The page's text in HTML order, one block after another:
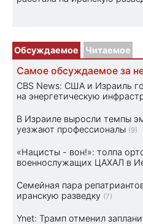
Обсуждаемое Читаемое
Самое обсуждаемое за
CBS News: США и Израиль
на энергетическую
В Израиле выросли темпы
уезжают профессионалы (9)
«Нацисты - вон!»: толпа
военнослужащих ЦАХАЛ в
Семейная пара
иранскую разведку (7)
Ynet: Трамп отменил